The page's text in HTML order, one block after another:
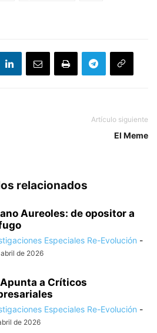
Artículo siguiente
El Meme
relacionados
Aureoles: de opositor a
Especiales Re-Evolución -
abril de 2026
Apunta a Críticos
Especiales Re-Evolución -
de 2026